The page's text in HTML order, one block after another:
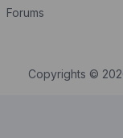
Forums
Copyrights ©